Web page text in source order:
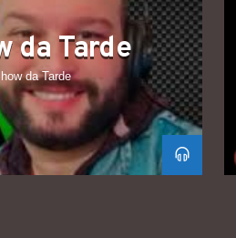
da Tarde
da Tarde